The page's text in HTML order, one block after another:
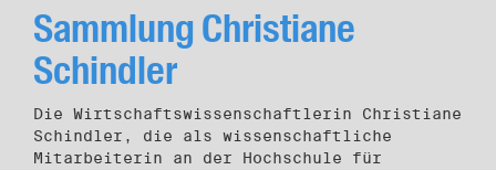
Sammlung Christiane
Schindler
Die Wirtschaftswissenschaftlerin Christiane
Schindler, die als wissenschaftliche
Mitarbeiterin an der Hochschule für